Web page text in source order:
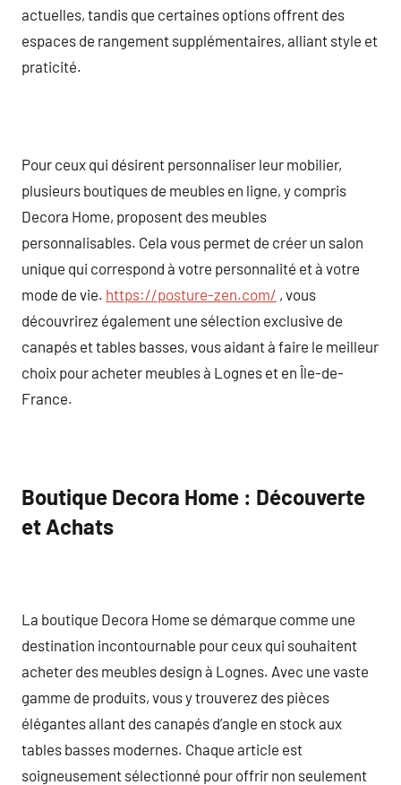
actuelles, tandis que certaines options offrent des
espaces de rangement supplémentaires, alliant style et
praticité.
Pour ceux qui désirent personnaliser leur mobilier,
plusieurs boutiques de meubles en ligne, y compris
Decora Home, proposent des meubles
personnalisables. Cela vous permet de créer un salon
unique qui correspond à votre personnalité et à votre
mode de vie. https://posture-zen.com/ , vous
découvrirez également une sélection exclusive de
canapés et tables basses, vous aidant à faire le meilleur
choix pour acheter meubles à Lognes et en Île-de-
France.
Boutique Decora Home : Découverte
et Achats
La boutique Decora Home se démarque comme une
destination incontournable pour ceux qui souhaitent
acheter des meubles design à Lognes. Avec une vaste
gamme de produits, vous y trouverez des pièces
élégantes allant des canapés d’angle en stock aux
tables basses modernes. Chaque article est
soigneusement sélectionné pour offrir non seulement